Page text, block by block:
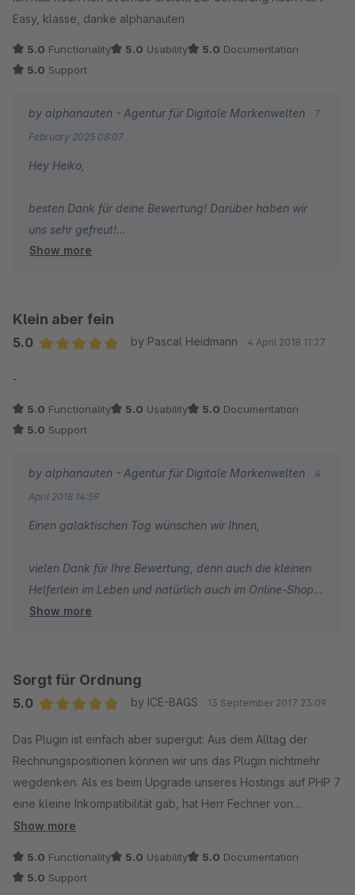
Easy, klasse, danke alphanauten
5.0 Functionality 5.0 Usability 5.0 Documentation
5.0 Support
by alphanauten - Agentur für Digitale Markenwelten
7
February 2025 08:07
Hey Heiko,
besten Dank für deine Bewertung! Darüber haben wir
uns sehr gefreut!
Beste Grüße
Show more
Klein aber fein
5.0
by Pascal Heidmann 4 April 2018 11:27
-
5.0 Functionality 5.0 Usability 5.0 Documentation
5.0 Support
by alphanauten - Agentur für Digitale Markenwelten
4
April 2018 14:59
Einen galaktischen Tag wünschen wir Ihnen,
vielen Dank für Ihre Bewertung, denn auch die kleinen
Helferlein im Leben und natürlich auch im Online-Shop
habe ihre Berechtigung sicher verdient :)
natürlich gerne für Sie da.
Ihre alphanauten
Show more
Sorgt für Ordnung
5.0
by ICE-BAGS 13 September 2017 23:09
Das Plugin ist einfach aber supergut: Aus dem Alltag der
Rechnungspositionen können wir uns das Plugin nichtmehr
wegdenken. Als es beim Upgrade unseres Hostings auf PHP 7
eine kleine Inkompatibilität gab, hat Herr Fechner von
Alphanauten trotz Büroumzug zeitnah und unbürokratisch
handelt, sofort ein Update für uns und alle Ordnungsfanatiker
Show more
5.0 Functionality 5.0 Usability 5.0 Documentation
5.0 Support